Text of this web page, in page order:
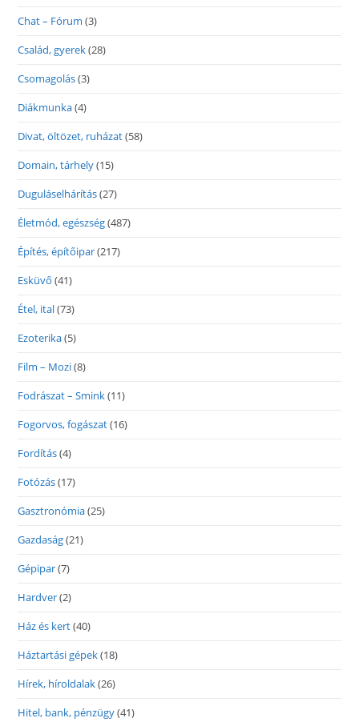
Chat – Fórum (3)
Család, gyerek(28)
Csomagolás(3)
Diákmunka(4)
Divat, öltözet, ruházat(58)
Domain, tárhely(15)
Duguláselhárítás(27)
Életmód, egészség(487)
Építés, építőipar(217)
Esküvő (41)
Étel, ital(73)
Ezoterika(5)
Film – Mozi(8)
Fodrászat – Smink(11)
Fogorvos, fogászat(16)
Fordítás(4)
Fotózás(17)
Gasztronómia(25)
Gazdaság(21)
Gépipar(7)
Hardver(2)
Ház és kert(40)
Háztartási gépek(18)
Hírek, híroldalak(26)
Hitel, bank, pénzügy(41)